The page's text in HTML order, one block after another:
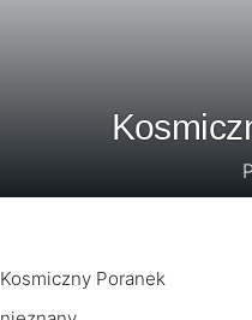
Kosmiczny Poranek